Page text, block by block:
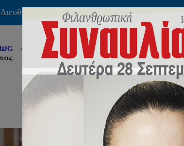
Διευθυνση: Φίλωνος 45
ΔΙΟΙΚΗΣΗ ΠΟΙΜΑΝΤΙΚΗ ΕΚΠΑΙΔΕΥΣΗ